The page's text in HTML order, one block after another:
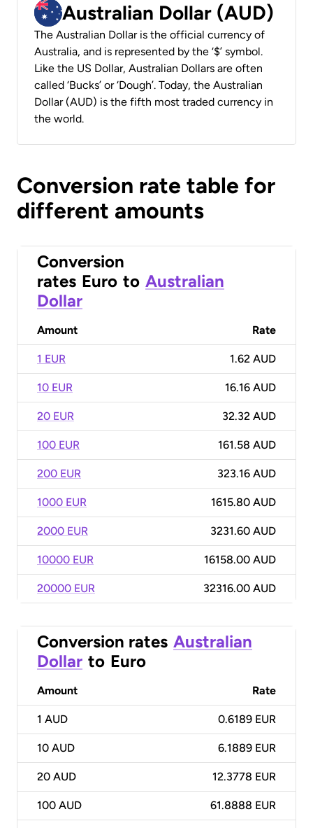
Australian Dollar (AUD)
The Australian Dollar is the official currency of
Australia, and is represented by the ‘$’ symbol.
Like the US Dollar, Australian Dollars are often
called ‘Bucks’ or ‘Dough’. Today, the Australian
Dollar (AUD) is the fifth most traded currency in
the world.
Conversion rate table for
different amounts
Conversion
rates Euro to Australian
Dollar
Amount Rate
1 EUR 1.62 AUD
10 EUR 16.16 AUD
20 EUR 32.32 AUD
100 EUR 161.58 AUD
200 EUR 323.16 AUD
1000 EUR 1615.80 AUD
2000 EUR 3231.60 AUD
10000 EUR 16158.00 AUD
20000 EUR 32316.00 AUD
Conversion rates Australian
Dollar to Euro
Amount Rate
1 AUD 0.6189 EUR
10 AUD 6.1889 EUR
20 AUD 12.3778 EUR
100 AUD 61.8888 EUR